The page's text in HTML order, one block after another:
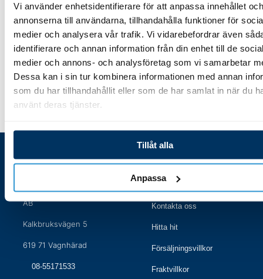
Vi använder enhetsidentifierare för att anpassa innehållet och
annonserna till användarna, tillhandahålla funktioner för
medier och analysera vår trafik. Vi vidarebefordrar även
identifierare och annan information från din enhet till de
medier och annons- och analysföretag som vi samarbetar
Dessa kan i sin tur kombinera informationen med annan
som du har tillhandahållit eller som de har samlat in när du
använt deras tjänster.
Tillåt alla
Anpassa
Lägg till i varukorg
Besöksaddress
AB
Kalkbruksvägen 5
619 71 Vagnhärad
08-55171533
Handla hos oss
Öppettider
Kontakta oss
Hitta hit
Försäljningsvillkor
Fraktvillkor